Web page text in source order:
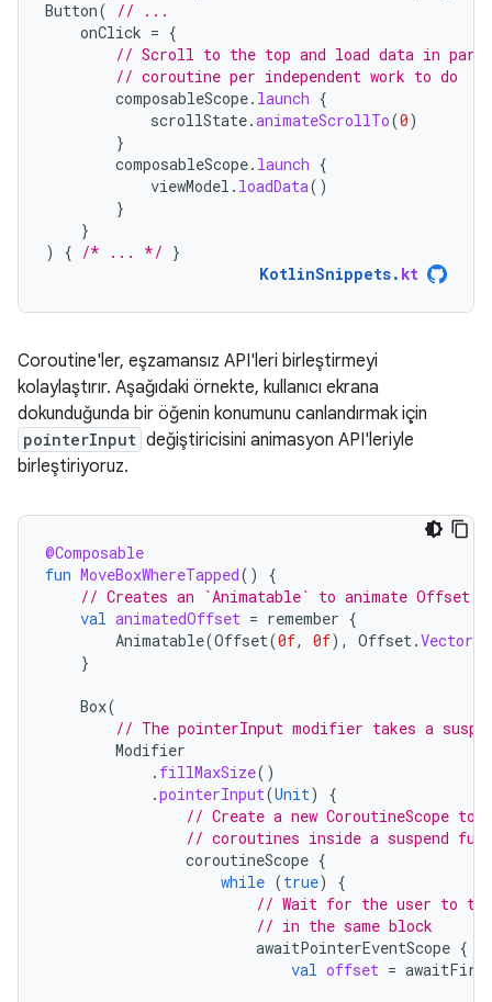
Button(
// ...
onClick = {
// Scroll to the top and load data in
// coroutine per independent work to do
composableScope. launch {
scrollState.animateScrollTo(0)
}
composableScope. launch {
viewModel . loadData()
}
}
)
{ /* ... */ }
KotlinSnippets. kt
Coroutine'ler, eşzamansız API'leri birleştirmeyi
kolaylaştırır. Aşağıdaki örnekte, kullanıcı ekrana
dokunduğunda bir öğenin konumunu canlandırmak için
pointerInput değiştiricisini animasyon API'leriyle
birleştiriyoruz.
@Composable
fun MoveBoxWhereTapped()
{
// Creates an `Animatable` to animate Offset
val animatedOffset = remember {
Animatable(Offset(0f, 0f), Offset.
}
Box(
// The pointerInput modifier takes a
Modifier
. fillMaxSize()
.pointerInput(Unit)
{
// Create a new CoroutineScope to
// coroutines inside a suspend
coroutineScope {
while (true)
{
// Wait for the user to tap
// in the same block
awaitPointerEventScope {
val offset =